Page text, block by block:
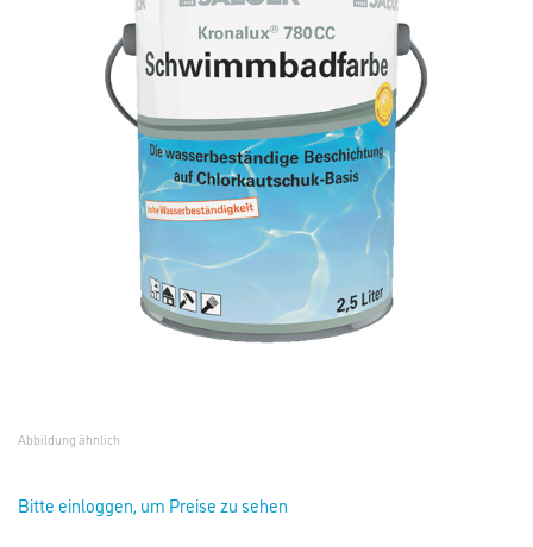
Abbildung ähnlich
Bitte einloggen, um Preise zu sehen